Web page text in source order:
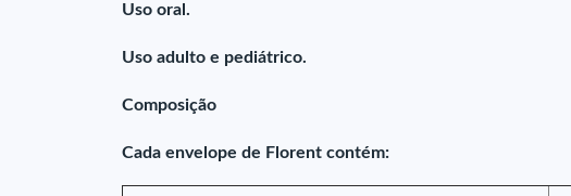
Uso oral.
Uso adulto e pediátrico.
Composição
Cada envelope de Florent contém: